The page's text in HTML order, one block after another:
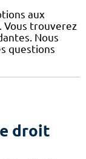
aux
Vous trouverez
Nous
questions
droit